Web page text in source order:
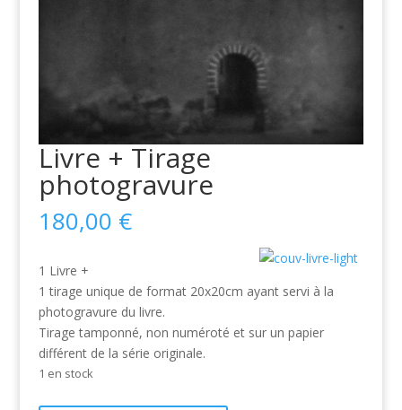
Livre + Tirage
photogravure
180,00 €
1 Livre +
1 tirage unique de format 20x20cm ayant servi à la
photogravure du livre.
Tirage tamponné, non numéroté et sur un papier
différent de la série originale.
1 en stock